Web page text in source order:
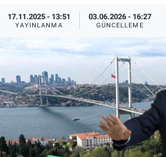
17.11.2025 - 13:51
YAYINLANMA
03.06.2026 - 16:27
GÜNCELLEME
Özel Haberler
Kadın
Erişim Bilgileri
Sağlık
Teknoloji